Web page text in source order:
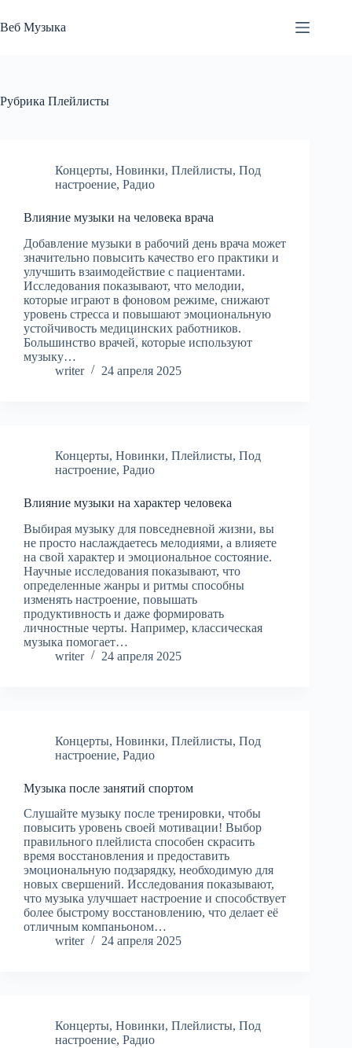
к
сути
Веб Музыка
Рубрика Плейлисты
Концерты, Новинки, Плейлисты, Под
настроение, Радио
Влияние музыки на человека врача
Добавление музыки в рабочий день врача может
значительно повысить качество его практики и
улучшить взаимодействие с пациентами.
Исследования показывают, что мелодии,
которые играют в фоновом режиме, снижают
уровень стресса и повышают эмоциональную
устойчивость медицинских работников.
Большинство врачей, которые используют
музыку…
writer
24 апреля 2025
Концерты, Новинки, Плейлисты, Под
настроение, Радио
Влияние музыки на характер человека
Выбирая музыку для повседневной жизни, вы
не просто наслаждаетесь мелодиями, а влияете
на свой характер и эмоциональное состояние.
Научные исследования показывают, что
определенные жанры и ритмы способны
изменять настроение, повышать
продуктивность и даже формировать
личностные черты. Например, классическая
музыка помогает…
writer
24 апреля 2025
Концерты, Новинки, Плейлисты, Под
настроение, Радио
Музыка после занятий спортом
Слушайте музыку после тренировки, чтобы
повысить уровень своей мотивации! Выбор
правильного плейлиста способен скрасить
время восстановления и предоставить
эмоциональную подзарядку, необходимую для
новых свершений. Исследования показывают,
что музыка улучшает настроение и способствует
более быстрому восстановлению, что делает её
отличным компаньоном…
writer
24 апреля 2025
Концерты, Новинки, Плейлисты, Под
настроение, Радио